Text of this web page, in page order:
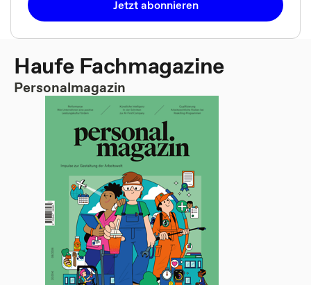
Jetzt abonnieren
Haufe Fachmagazine
Personalmagazin